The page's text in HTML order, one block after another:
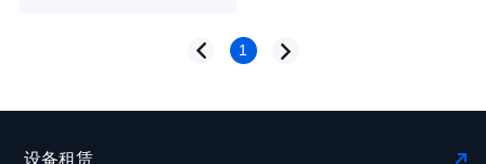
1
设备租赁